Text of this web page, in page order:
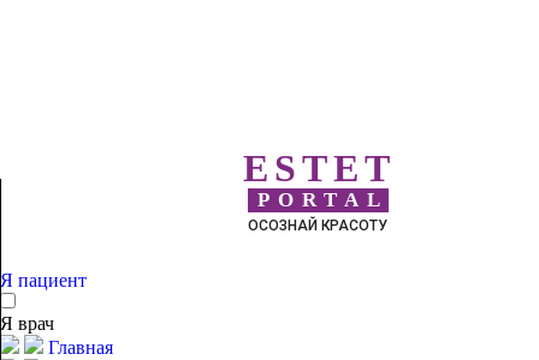
ESTET
PORTAL
ОСОЗНАЙ КРАСОТУ
Я пациент
Я врач
Главная